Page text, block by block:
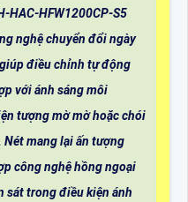
HAC-HFW1200CP-S5
nghệ chuyển đổi ngày
điều chỉnh tự động
với ánh sáng môi
tượng mờ mờ hoặc chói
mang lại ấn tượng
công nghệ hồng ngoại
sát trong điều kiện ánh